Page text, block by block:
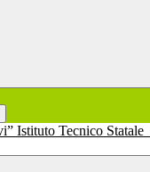
Istituto Tecnico Statale